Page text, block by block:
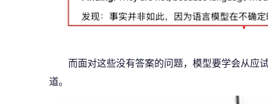
而面对这些没有答案的问题，模型要学会从应
道。